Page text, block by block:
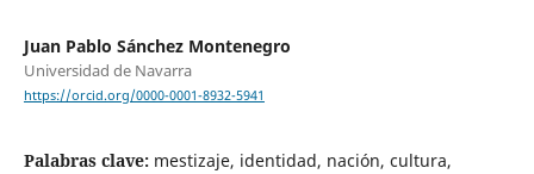
Juan Pablo Sánchez Montenegro
Universidad de Navarra
https://orcid.org/0000-0001-8932-5941
Palabras clave: mestizaje, identidad, nación, cultura,